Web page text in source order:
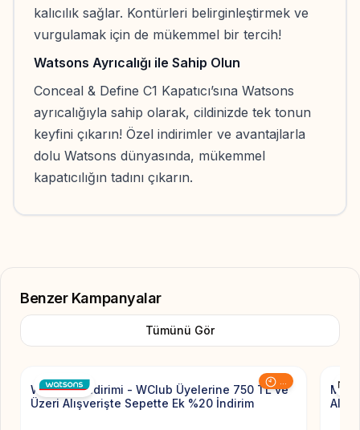
kalıcılık sağlar. Kontürleri belirginleştirmek ve
vurgulamak için de mükemmel bir tercih!
Watsons Ayrıcalığı ile Sahip Olun
Conceal & Define C1 Kapatıcı’sına Watsons
ayrıcalığıyla sahip olarak, cildinizde tek tonun
keyfini çıkarın! Özel indirimler ve avantajlarla
dolu Watsons dünyasında, mükemmel
kapatıcılığın tadını çıkarın.
Benzer Kampanyalar
Tümünü Gör
Add to
Watsons İndirimi - WClub Üyelerine 750 TL ve
Üzeri Alışverişte Sepette Ek %20 İndirim